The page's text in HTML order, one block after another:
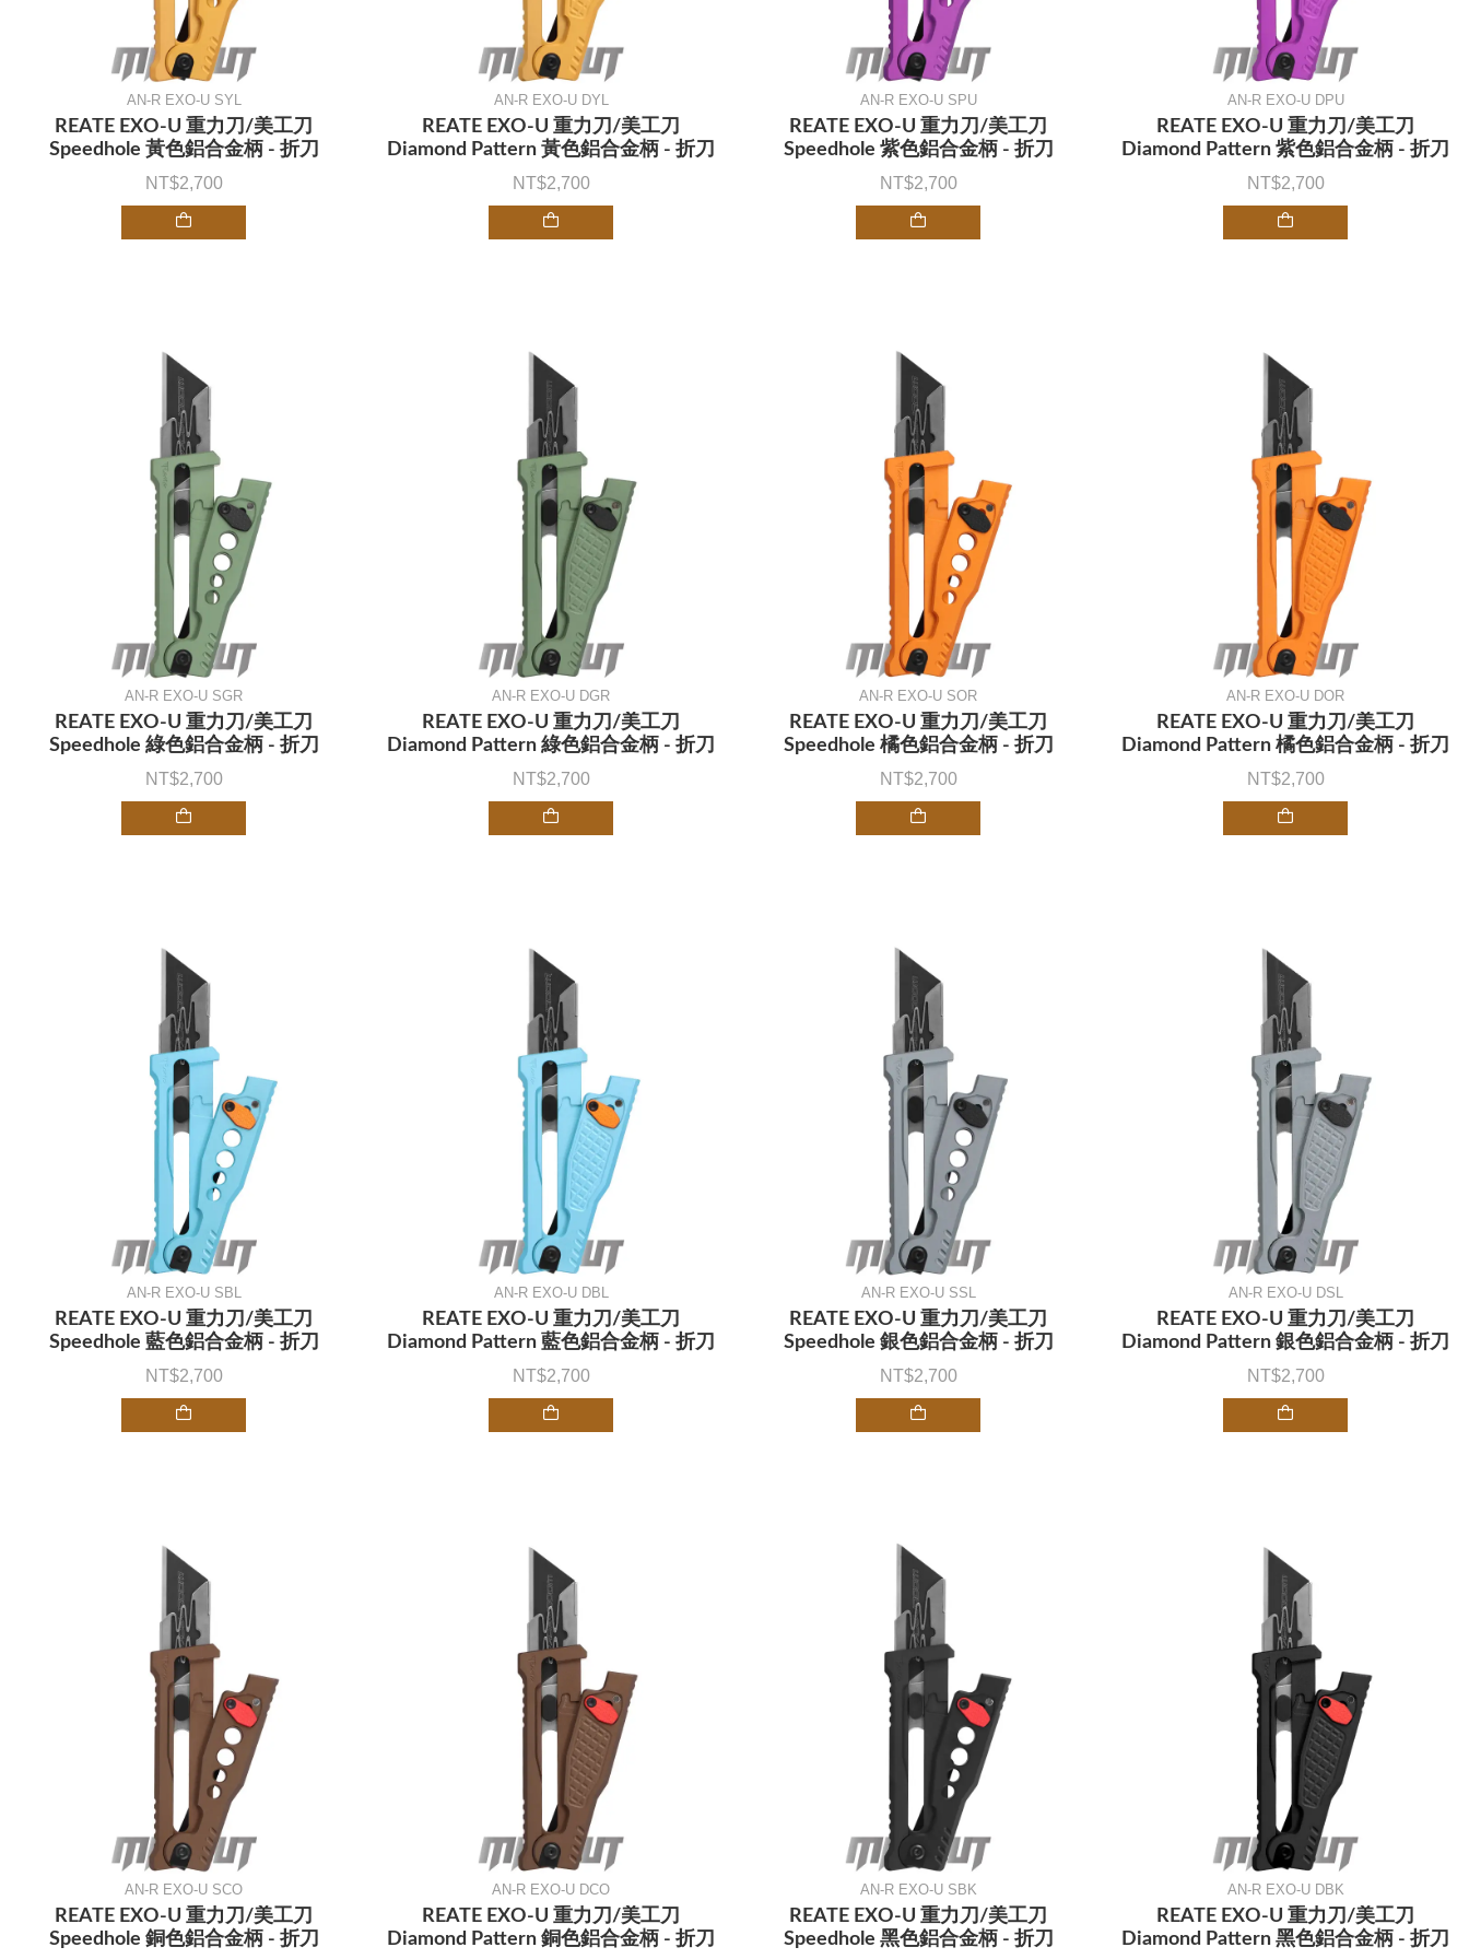
AN-R EXO-U SYL
REATE EXO-U 重力刀/美工刀
Speedhole 黃色鋁合金柄 - 折刀
2,700
AN-R EXO-U DYL
REATE EXO-U 重力刀/美工刀
Diamond Pattern 黃色鋁合金柄 - 折刀
2,700
AN-R EXO-U SPU
REATE EXO-U 重力刀/美工刀
Speedhole 紫色鋁合金柄 - 折刀
2,700
AN-R EXO-U DPU
REATE EXO-U 重力刀/美工刀
Diamond Pattern 紫色鋁合金柄 - 折刀
2,700
AN-R EXO-U SGR
REATE EXO-U 重力刀/美工刀
Speedhole 綠色鋁合金柄 - 折刀
2,700
AN-R EXO-U DGR
REATE EXO-U 重力刀/美工刀
Diamond Pattern 綠色鋁合金柄 - 折刀
2,700
AN-R EXO-U SOR
REATE EXO-U 重力刀/美工刀
Speedhole 橘色鋁合金柄 - 折刀
2,700
AN-R EXO-U DOR
REATE EXO-U 重力刀/美工刀
Diamond Pattern 橘色鋁合金柄 - 折刀
2,700
AN-R EXO-U SBL
REATE EXO-U 重力刀/美工刀
Speedhole 藍色鋁合金柄 - 折刀
2,700
AN-R EXO-U DBL
REATE EXO-U 重力刀/美工刀
Diamond Pattern 藍色鋁合金柄 - 折刀
2,700
AN-R EXO-U SSL
REATE EXO-U 重力刀/美工刀
Speedhole 銀色鋁合金柄 - 折刀
2,700
AN-R EXO-U DSL
REATE EXO-U 重力刀/美工刀
Diamond Pattern 銀色鋁合金柄 - 折刀
2,700
AN-R EXO-U SCO
REATE EXO-U 重力刀/美工刀
Speedhole 銅色鋁合金柄 - 折刀
AN-R EXO-U DCO
REATE EXO-U 重力刀/美工刀
Diamond Pattern 銅色鋁合金柄 - 折刀
AN-R EXO-U SBK
REATE EXO-U 重力刀/美工刀
Speedhole 黑色鋁合金柄 - 折刀
AN-R EXO-U DBK
REATE EXO-U 重力刀/美工刀
Diamond Pattern 黑色鋁合金柄 - 折刀